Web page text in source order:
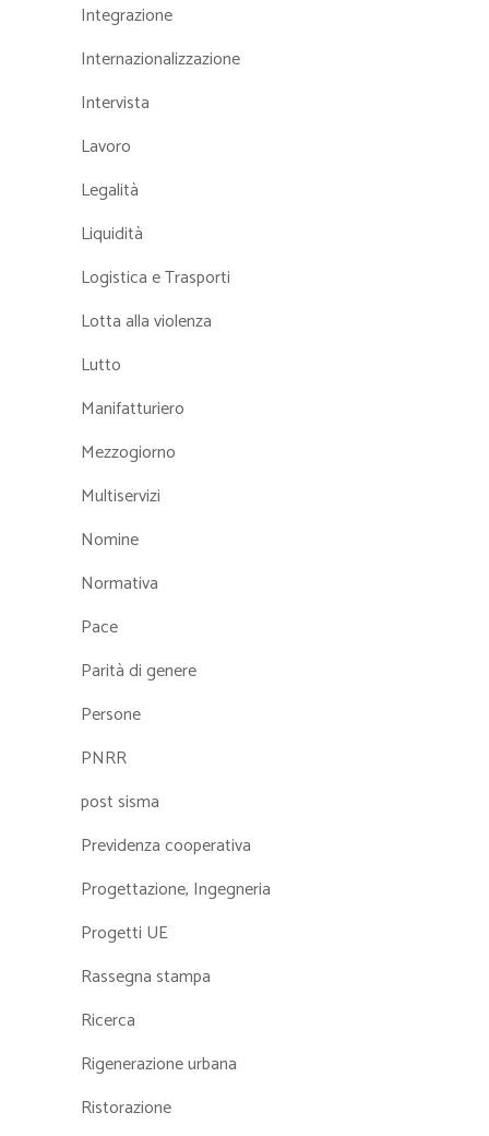
Integrazione
Internazionalizzazione
Intervista
Lavoro
Legalità
Liquidità
Logistica e Trasporti
Lotta alla violenza
Lutto
Manifatturiero
Mezzogiorno
Multiservizi
Nomine
Normativa
Pace
Parità di genere
Persone
PNRR
post sisma
Previdenza cooperativa
Progettazione, Ingegneria
Progetti UE
Rassegna stampa
Ricerca
Rigenerazione urbana
Ristorazione